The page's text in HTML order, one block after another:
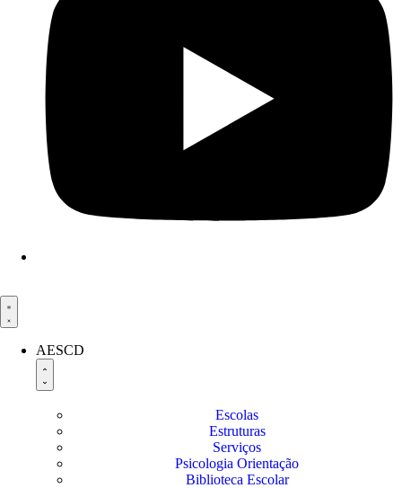
AESCD
Escolas
Estruturas
Serviços
Psicologia Orientação
Biblioteca Escolar